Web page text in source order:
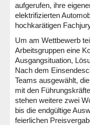
aufgerufen, ihre
elektrifizierten
hochkarätigen
Um am Wettbewerb
Arbeitsgruppen eine
Ausgangsituation,
Nach dem
Teams ausgewählt,
mit den
stehen weitere zwei
bis die endgültige
feierlichen